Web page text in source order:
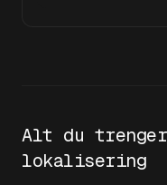
Alt du
lokalisering